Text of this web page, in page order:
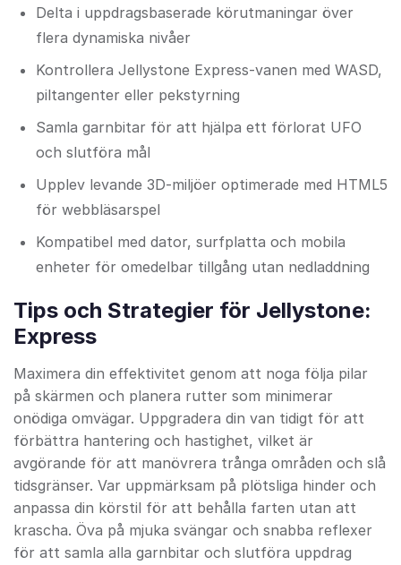
Delta i uppdragsbaserade körutmaningar över
flera dynamiska nivåer
Kontrollera Jellystone Express-vanen med WASD,
piltangenter eller pekstyrning
Samla garnbitar för att hjälpa ett förlorat UFO
och slutföra mål
Upplev levande 3D-miljöer optimerade med HTML5
för webbläsarspel
Kompatibel med dator, surfplatta och mobila
enheter för omedelbar tillgång utan nedladdning
Tips och Strategier för Jellystone:
Express
Maximera din effektivitet genom att noga följa pilar
på skärmen och planera rutter som minimerar
onödiga omvägar. Uppgradera din van tidigt för att
förbättra hantering och hastighet, vilket är
avgörande för att manövrera trånga områden och slå
tidsgränser. Var uppmärksam på plötsliga hinder och
anpassa din körstil för att behålla farten utan att
krascha. Öva på mjuka svängar och snabba reflexer
för att samla alla garnbitar och slutföra uppdrag